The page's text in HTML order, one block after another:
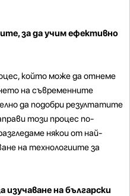
за да учим ефективно
който може да отнеме
на съвременните
да подобри резултатите
този процес по-
някои от най-
на технологиите за
на български